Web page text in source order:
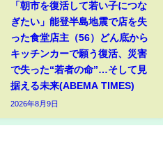
「朝市を復活して若い子につな
ぎたい」能登半島地震で店を失
った食堂店主（56）どん底から
キッチンカーで願う復活、災害
で失った“若者の命”…そして見
据える未来(ABEMA TIMES)
2026年8月9日